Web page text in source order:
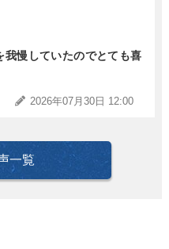
我慢していたのでとても喜
2026年07月30日 12:00